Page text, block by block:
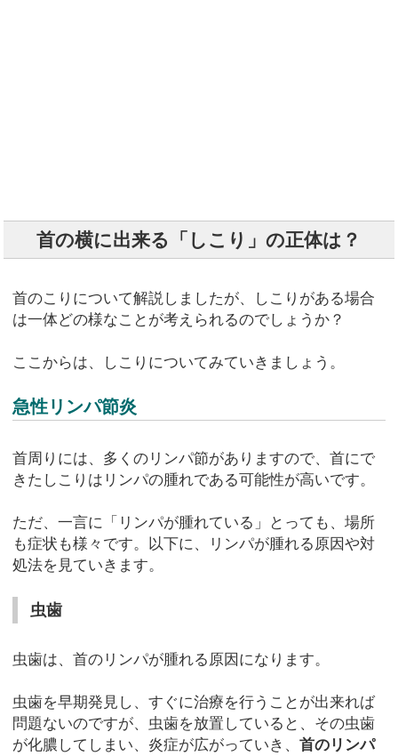
首の横に出来る「しこり」の正体は？
首のこりについて解説しましたが、しこりがある場合
は一体どの様なことが考えられるのでしょうか？
ここからは、しこりについてみていきましょう。
急性リンパ節炎
首周りには、多くのリンパ節がありますので、首にで
きたしこりはリンパの腫れである可能性が高いです。
ただ、一言に「リンパが腫れている」とっても、場所
も症状も様々です。以下に、リンパが腫れる原因や対
処法を見ていきます。
虫歯
虫歯は、首のリンパが腫れる原因になります。
虫歯を早期発見し、すぐに治療を行うことが出来れば
問題ないのですが、虫歯を放置していると、その虫歯
が化膿してしまい、炎症が広がっていき、首のリンパ